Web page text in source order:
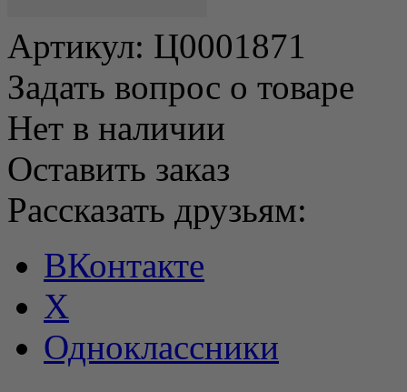
Артикул: Ц0001871
Задать вопрос о товаре
Нет в наличии
Оставить заказ
Рассказать друзьям:
ВКонтакте
X
Одноклассники